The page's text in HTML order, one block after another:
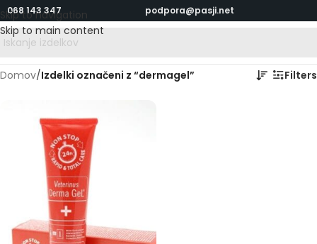
Skip to navigation
Skip to main content
068 143 347 podpora@pasji.net
Domov/Izdelki označeni z “dermagel” Filters